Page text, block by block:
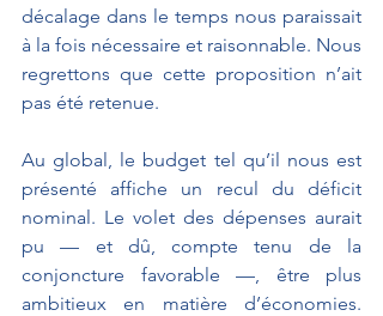
décalage dans le temps nous paraissait
à la fois nécessaire et raisonnable. Nous
regrettons que cette proposition n’ait
pas été retenue.
Au global, le budget tel qu’il nous est
présenté affiche un recul du déficit
nominal. Le volet des dépenses aurait
pu ­— et dû, compte tenu de la
conjoncture favorable —, être plus
ambitieux en matière d’économies.